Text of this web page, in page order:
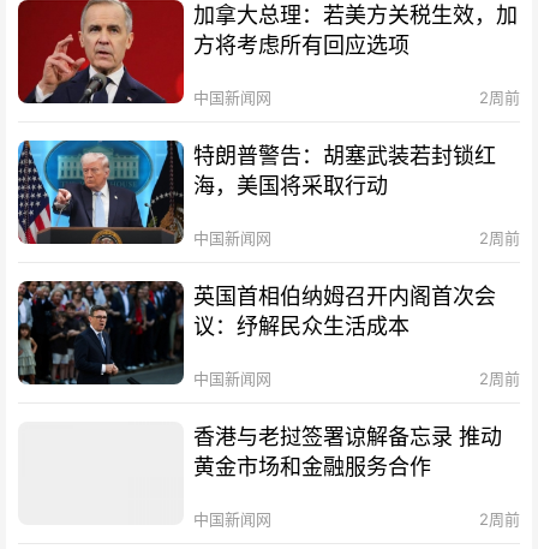
加拿大总理：若美方关税生效，加
方将考虑所有回应选项
中国新闻网 2周前
特朗普警告：胡塞武装若封锁红
海，美国将采取行动
中国新闻网 2周前
英国首相伯纳姆召开内阁首次会
议：纾解民众生活成本
中国新闻网 2周前
香港与老挝签署谅解备忘录 推动
黄金市场和金融服务合作
中国新闻网 2周前